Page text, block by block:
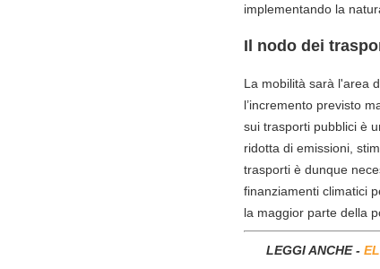
implementando la
Il nodo dei
La mobilità sarà l'area
l’incremento previsto
sui trasporti pubblici è
ridotta di emissioni,
trasporti è dunque
finanziamenti climatici
la maggior parte della
LEGGI ANCHE -